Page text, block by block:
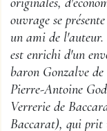
ouvrage se
un ami de
est enrichi d'un
baron Gonzalve
Pierre-Antoine
Verrerie de
Baccarat), qui prit